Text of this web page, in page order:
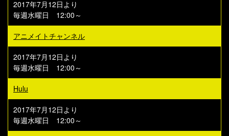
2017年7月12日より
毎週水曜日 12:00～
アニメイトチャンネル
2017年7月12日より
毎週水曜日 12:00～
Hulu
2017年7月12日より
毎週水曜日 12:00～